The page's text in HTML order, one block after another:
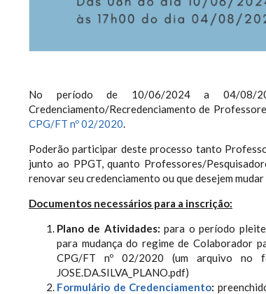
No período de 10/06/2024 a 04/08/
Credenciamento/Recredenciamento de
CPG/FT nº 02/2020
Poderão participar deste processo tanto
junto ao PPGT, quanto Professores/
renovar seu credenciamento ou que desejem
Documentos necessários para a inscrição:
Plano de Atividades: para o período
para mudança do regime de Colaborador
CPG/FT nº 02/2020 (um arquivo no
JOSE.DA.SILVA_PLANO.pdf)
Formulário de Credenciamento: